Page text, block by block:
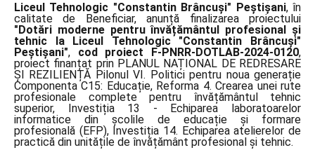
Liceul Tehnologic "Constantin Brâncuşi" Peştişani, în
calitate de Beneficiar, anunță finalizarea proiectului
"Dotări moderne pentru învățământul profesional și
tehnic la Liceul Tehnologic "Constantin Brâncuşi"
Peştişani", cod proiect F-PNRR-DOTLAB-2024-0120,
proiect finanțat prin PLANUL NAȚIONAL DE REDRESARE
ȘI REZILIENȚĂ Pilonul VI. Politici pentru noua generație
Componenta C15: Educație, Reforma 4. Crearea unei rute
profesionale complete pentru învățământul tehnic
superior, Investiția 13 - Echiparea laboratoarelor
informatice din școlile de educație și formare
profesională (EFP), Investiția 14. Echiparea atelierelor de
practică din unitățile de învățământ profesional și tehnic.